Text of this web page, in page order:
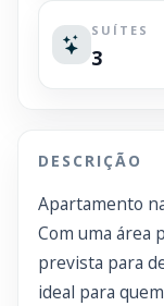
SUÍTES
3
DESCRIÇÃO
Apartamento
Com uma área
prevista para
ideal para